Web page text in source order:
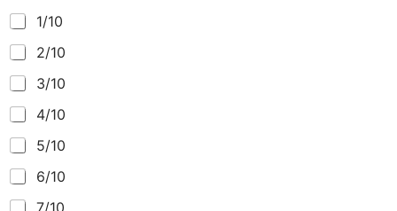
1/10
2/10
3/10
4/10
5/10
6/10
7/10